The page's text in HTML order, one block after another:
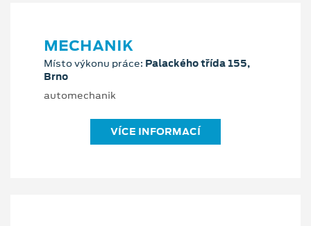
MECHANIK
Místo výkonu práce: Palackého třída 155,
Brno
automechanik
VÍCE INFORMACÍ